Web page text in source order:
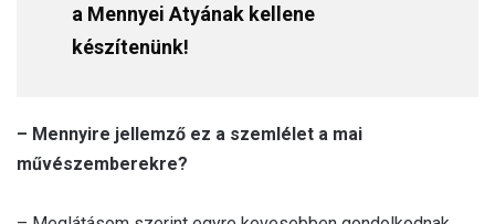
a Mennyei Atyának kellene
készítenünk!
– Mennyire jellemző ez a szemlélet a mai
művészemberekre?